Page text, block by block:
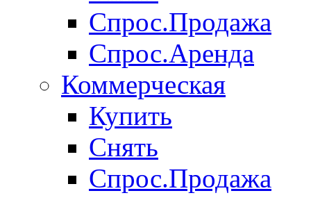
Спрос.Продажа
Спрос.Аренда
Коммерческая
Купить
Снять
Спрос.Продажа